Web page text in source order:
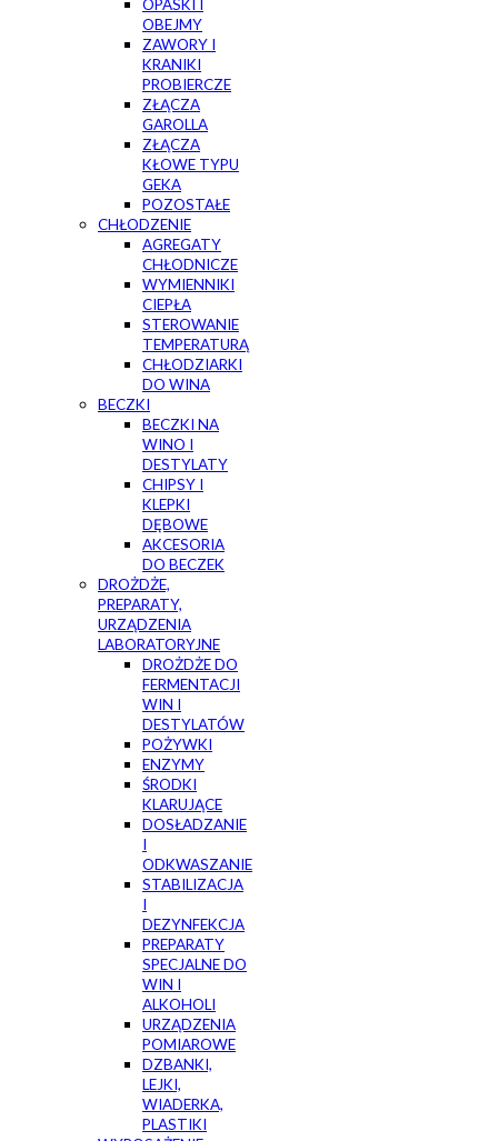
OPASKI I
OBEJMY
ZAWORY I
KRANIKI
PROBIERCZE
ZŁĄCZA
GAROLLA
ZŁĄCZA
KŁOWE TYPU
GEKA
POZOSTAŁE
CHŁODZENIE
AGREGATY
CHŁODNICZE
WYMIENNIKI
CIEPŁA
STEROWANIE
TEMPERATURĄ
CHŁODZIARKI
DO WINA
BECZKI
BECZKI NA
WINO I
DESTYLATY
CHIPSY I
KLEPKI
DĘBOWE
AKCESORIA
DO BECZEK
DROŻDŻE,
PREPARATY,
URZĄDZENIA
LABORATORYJNE
DROŻDŻE DO
FERMENTACJI
WIN I
DESTYLATÓW
POŻYWKI
ENZYMY
ŚRODKI
KLARUJĄCE
DOSŁADZANIE
I
ODKWASZANIE
STABILIZACJA
I
DEZYNFEKCJA
PREPARATY
SPECJALNE DO
WIN I
ALKOHOLI
URZĄDZENIA
POMIAROWE
DZBANKI,
LEJKI,
WIADERKA,
PLASTIKI